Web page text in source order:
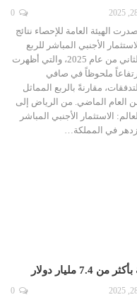
الهيئة العامة للإحصاء نتائج
الاستثمار الأجنبي المباشر للربع
الثاني من عام 2025، والتي أظهرت
ملحوظاً في صافي
التدفقات، مقارنةً بالربع المماثل
العام الماضي. من الرياض إلى
العالم: الاستثمار الأجنبي المباشر
في المملكة…
دولار